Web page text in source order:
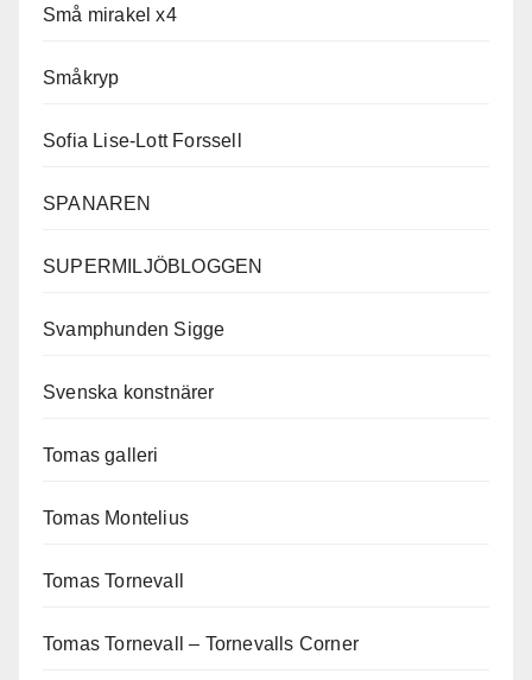
Små mirakel x4
Småkryp
Sofia Lise-Lott Forssell
SPANAREN
SUPERMILJÖBLOGGEN
Svamphunden Sigge
Svenska konstnärer
Tomas galleri
Tomas Montelius
Tomas Tornevall
Tomas Tornevall – Tornevalls Corner